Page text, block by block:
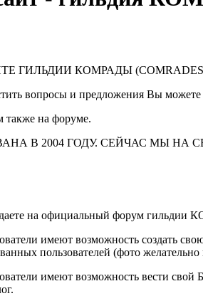
КОМРАДЫ (COMRADES)
вопросы и предложения Вы можете
также на форуме.
В 2004 ГОДУ. СЕЙЧАС МЫ НА
на официальный форум гильдии
имеют возможность создать
пользователей (фото
имеют возможность вести